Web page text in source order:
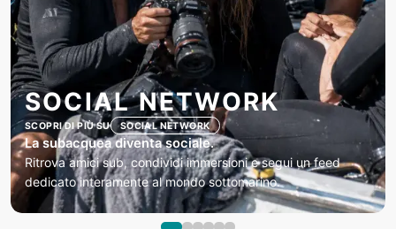
SOCIAL NETWORK
SCOPRI DI PIÙ SU SOCIAL NETWORK
La subacquea diventa sociale.
Ritrova amici sub, condividi immersioni e segui un feed
dedicato interamente al mondo sottomarino.